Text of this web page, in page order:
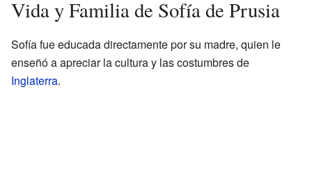
Vida y Familia de Sofía de Prusia
Sofía fue educada directamente por su madre, quien le
enseñó a apreciar la cultura y las costumbres de
Inglaterra.